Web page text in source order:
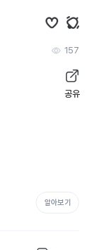
157
공유
알아보기